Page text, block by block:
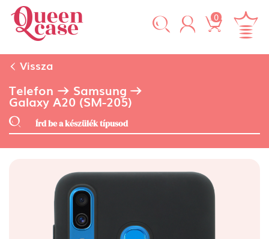
0
Vissza
Telefon Samsung
Galaxy A20 (SM-205)